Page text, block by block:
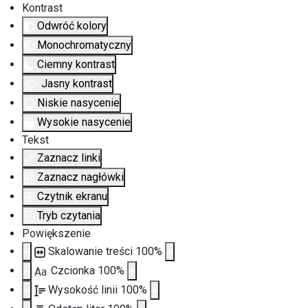
Kontrast
Odwróć kolory
Monochromatyczny
Ciemny kontrast
Jasny kontrast
Niskie nasycenie
Wysokie nasycenie
Tekst
Zaznacz linki
Zaznacz nagłówki
Czytnik ekranu
Tryb czytania
Powiększenie
Skalowanie treści 100%
Aa Czcionka 100%
Wysokość linii 100%